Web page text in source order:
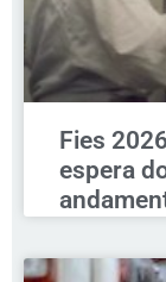
Fies
espera